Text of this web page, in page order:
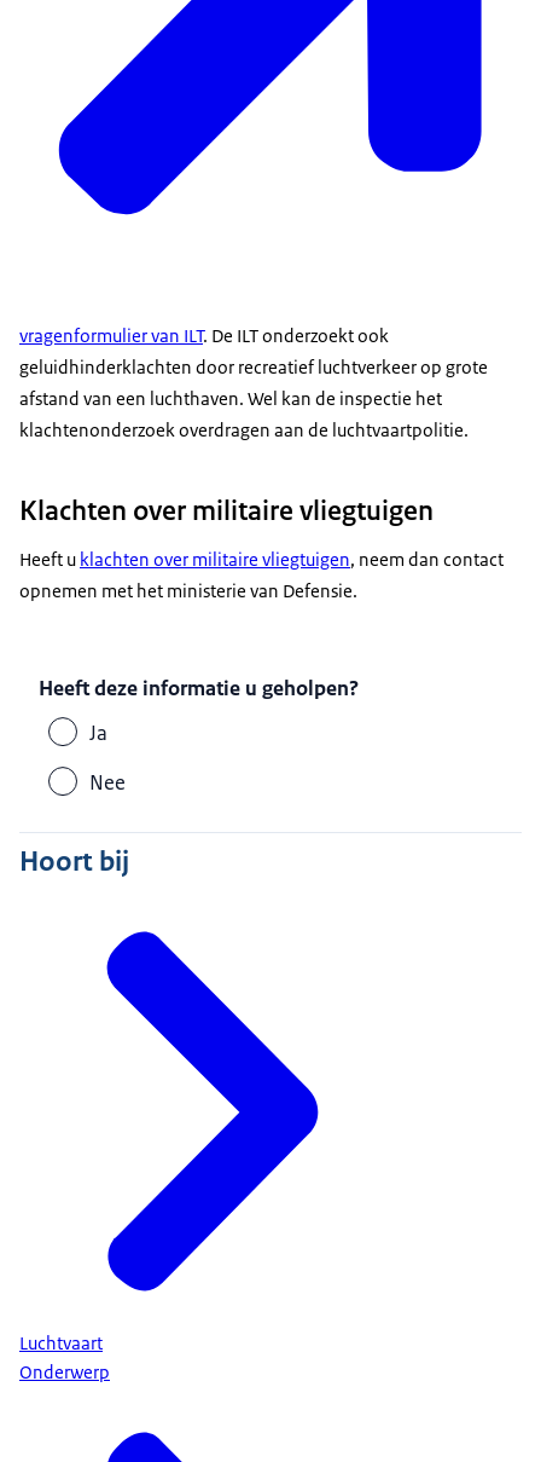
vragenformulier van ILT. De ILT onderzoekt ook
geluidhinderklachten door recreatief luchtverkeer op grote
afstand van een luchthaven. Wel kan de inspectie het
klachtenonderzoek overdragen aan de luchtvaartpolitie.
Klachten over militaire vliegtuigen
Heeft u klachten over militaire vliegtuigen, neem dan contact
opnemen met het ministerie van Defensie.
Heeft deze informatie u geholpen?
Ja
Nee
Hoort bij
Luchtvaart
Onderwerp